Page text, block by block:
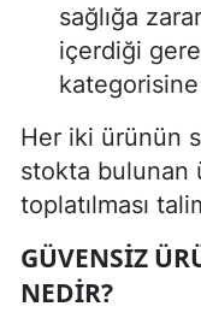
sağlığa
içerdiği
kategorisine
Her iki ürünün
stokta bulunan
toplatılması
GÜVENSIZ
NEDIR?